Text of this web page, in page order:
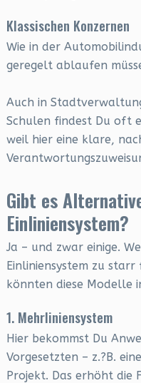
Klassischen Konzernen
Wie in der
geregelt ablaufen
Auch in
Schulen findest Du oft
weil hier eine klare,
Gibt es
Einliniensystem?
Ja – und zwar einige.
Einliniensystem zu
könnten diese Modelle
1. Mehrliniensystem
Hier bekommst Du
Vorgesetzten – z.?B.
Projekt. Das erhöht die